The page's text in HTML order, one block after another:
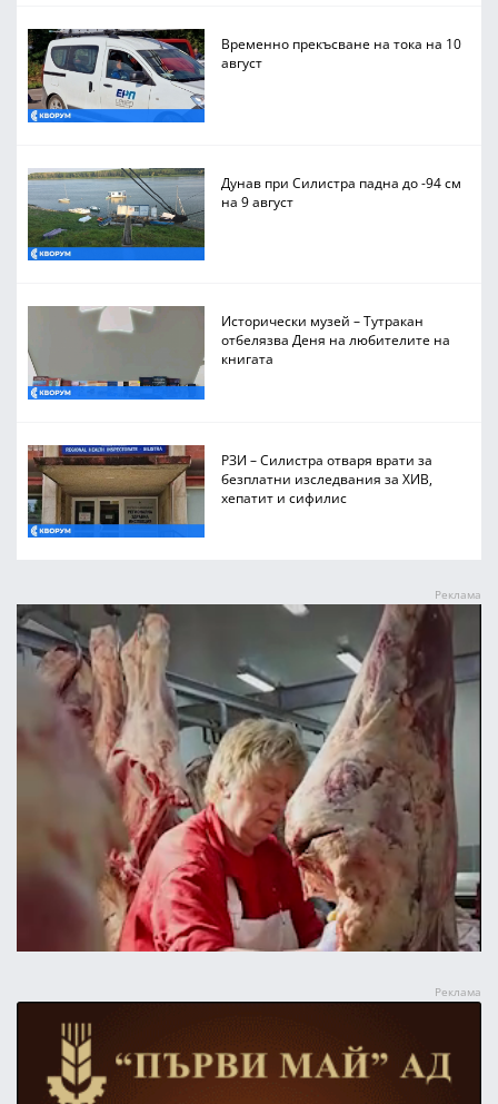
Временно прекъсване на тока на 10
август
Дунав при Силистра падна до -94 см
на 9 август
Исторически музей – Тутракан
отбелязва Деня на любителите на
книгата
РЗИ – Силистра отваря врати за
безплатни изследвания за ХИВ,
хепатит и сифилис